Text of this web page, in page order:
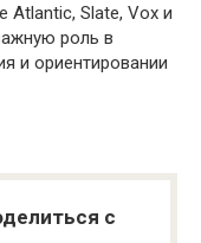
Atlantic, Slate, Vox и
роль в
и ориентировании
с